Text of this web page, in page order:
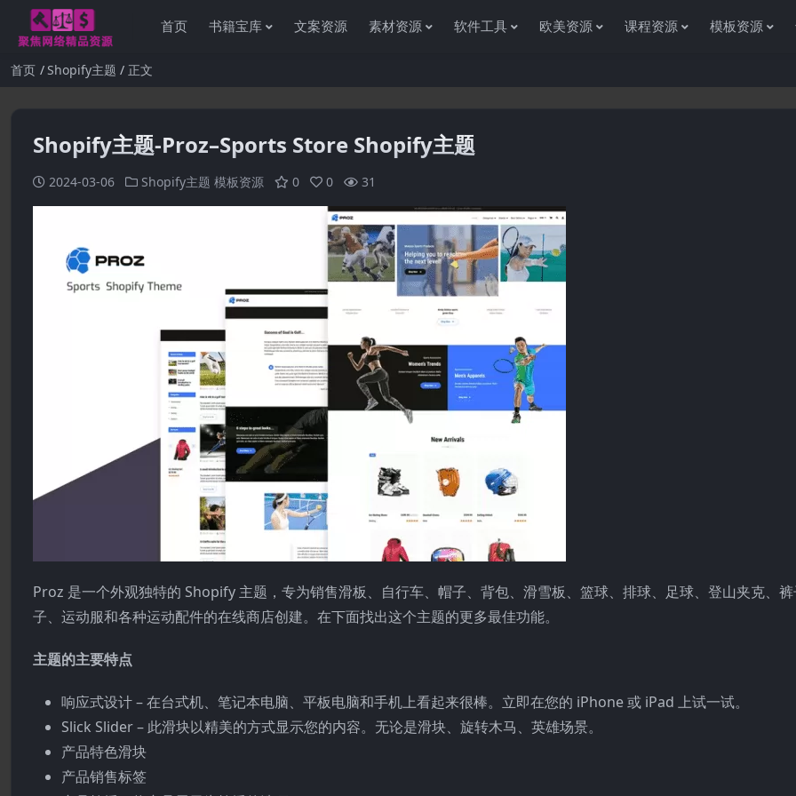
首页 书籍宝库 文案资源 素材资源 软件工具 欧美资源 课程资源 模板资源
首页 Shopify主题 正文
Shopify主题-Proz–Sports Store Shopify主题
2024-03-06 Shopify主题 模板资源 0 0 31
Proz 是一个外观独特的 Shopify 主题，专为销售滑板、自行车、帽子、背包、滑雪板、篮球、排球、足球、登山夹克、
子、运动服和各种运动配件的在线商店创建。在下面找出这个主题的更多最佳功能。
主题的主要特点
响应式设计 – 在台式机、笔记本电脑、平板电脑和手机上看起来很棒。立即在您的 iPhone 或 iPad 上试一试。
Slick Slider – 此滑块以精美的方式显示您的内容。无论是滑块、旋转木马、英雄场景。
产品特色滑块
产品销售标签